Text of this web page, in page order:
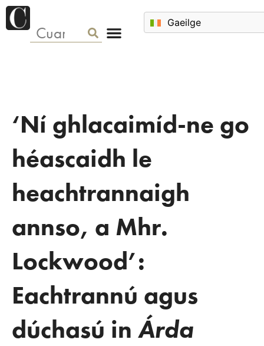
‘Ní ghlacaimíd-ne go
héascaidh le
heachtrannaigh
annso, a Mhr.
Lockwood’:
Eachtrannú agus
dúchasú in Árda